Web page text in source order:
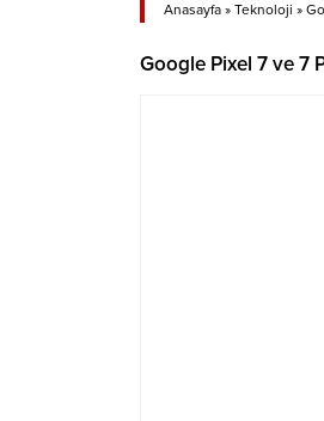
Anasayfa » Teknoloji »
Google Pixel 7 ve 7